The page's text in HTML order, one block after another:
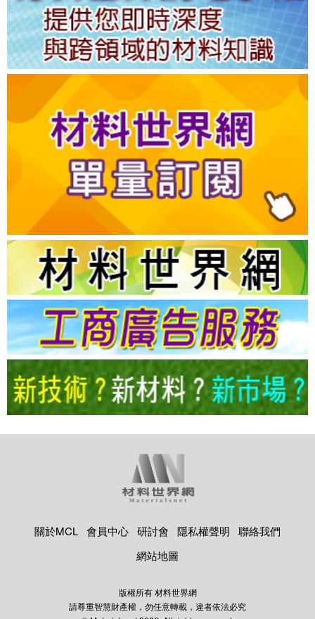
關於MCL 會員中心 研討會 隱私權聲明
聯絡我們
網站地圖
版權所有 材料世界網
請尊重智慧財產權，勿任意轉載，違者依法必究